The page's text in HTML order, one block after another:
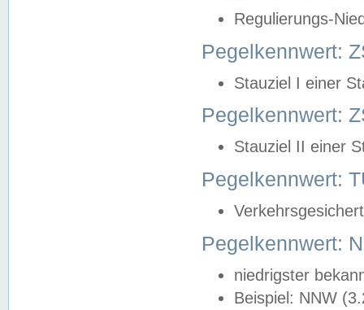
Regulierungs-
Pegelkennwert:
Stauziel I einer
Pegelkennwert:
Stauziel II einer
Pegelkennwert:
Pegelkennwert:
niedrigster
Beispiel: NNW